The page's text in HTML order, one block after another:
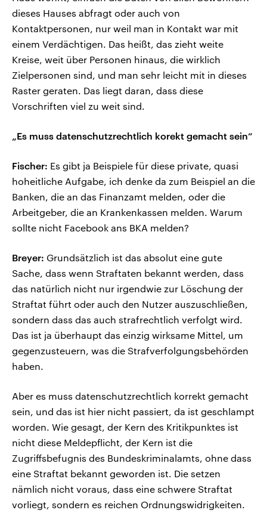
dieses Hauses abfragt oder auch von
Kontaktpersonen, nur weil man in Kontakt war mit
einem Verdächtigen. Das heißt, das zieht weite
Kreise, weit über Personen hinaus, die wirklich
Zielpersonen sind, und man sehr leicht mit in dieses
Raster geraten. Das liegt daran, dass diese
Vorschriften viel zu weit sind.
„Es muss datenschutzrechtlich korekt gemacht sein“
Fischer: Es gibt ja Beispiele für diese private, quasi
hoheitliche Aufgabe, ich denke da zum Beispiel an die
Banken, die an das Finanzamt melden, oder die
Arbeitgeber, die an Krankenkassen melden. Warum
sollte nicht Facebook ans BKA melden?
Breyer: Grundsätzlich ist das absolut eine gute
Sache, dass wenn Straftaten bekannt werden, dass
das natürlich nicht nur irgendwie zur Löschung der
Straftat führt oder auch den Nutzer auszuschließen,
sondern dass das auch strafrechtlich verfolgt wird.
Das ist ja überhaupt das einzig wirksame Mittel, um
gegenzusteuern, was die Strafverfolgungsbehörden
haben.
Aber es muss datenschutzrechtlich korrekt gemacht
sein, und das ist hier nicht passiert, da ist geschlampt
worden. Wie gesagt, der Kern des Kritikpunktes ist
nicht diese Meldepflicht, der Kern ist die
Zugriffsbefugnis des Bundeskriminalamts, ohne dass
eine Straftat bekannt geworden ist. Die setzen
nämlich nicht voraus, dass eine schwere Straftat
vorliegt, sondern es reichen Ordnungswidrigkeiten.